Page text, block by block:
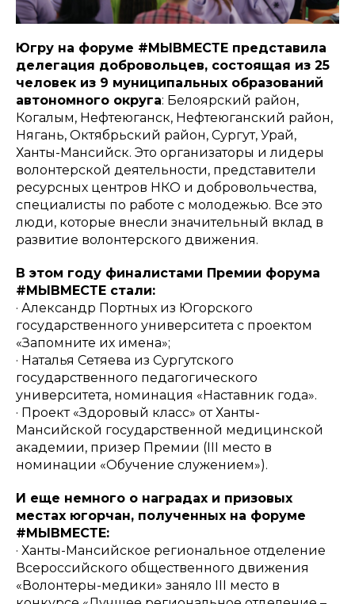
Югру на форуме #МЫВМЕСТЕ представила
делегация добровольцев, состоящая из 25
человек из 9 муниципальных образований
автономного округа: Белоярский район,
Когалым, Нефтеюганск, Нефтеюганский район,
Нягань, Октябрьский район, Сургут, Урай,
Ханты-Мансийск. Это организаторы и лидеры
волонтерской деятельности, представители
ресурсных центров НКО и добровольчества,
специалисты по работе с молодежью. Все это
люди, которые внесли значительный вклад в
развитие волонтерского движения.
В этом году финалистами Премии форума
#МЫВМЕСТЕ стали:
· Александр Портных из Югорского
государственного университета с проектом
«Запомните их имена»;
· Наталья Сетяева из Сургутского
государственного педагогического
университета, номинация «Наставник года».
· Проект «Здоровый класс» от Ханты-
Мансийской государственной медицинской
академии, призер Премии (III место в
номинации «Обучение служением»).
И еще немного о наградах и призовых
местах югорчан, полученных на форуме
#МЫВМЕСТЕ:
· Ханты-Мансийское региональное отделение
Всероссийского общественного движения
«Волонтеры-медики» заняло III место в